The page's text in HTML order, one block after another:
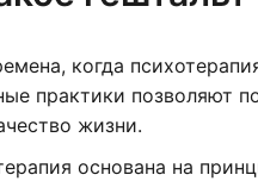
когда
практики позволяют
жизни.
основана на